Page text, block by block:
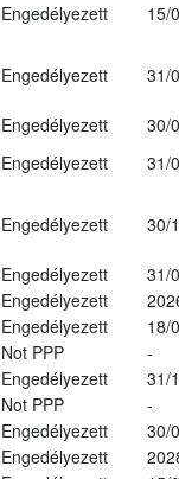
Engedélyezett
15/
Engedélyezett 31/
Engedélyezett
30/
Engedélyezett
31/
Engedélyezett 30/
Engedélyezett
31/
Engedélyezett
Engedélyezett
18/
Not PPP
-
Engedélyezett
31/
Not PPP
-
Engedélyezett
30/
Engedélyezett